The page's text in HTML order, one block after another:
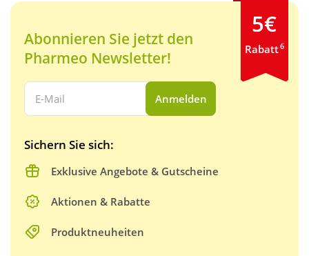
Abonnieren Sie jetzt den
Pharmeo Newsletter!
Ihre E-Mail Adresse:
Anmelden
Sichern Sie sich:
Exklusive Angebote & Gutscheine
Aktionen & Rabatte
Produktneuheiten
5€
Rabatt6